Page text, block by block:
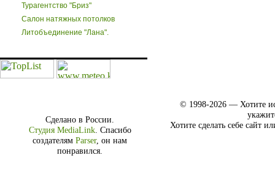
Турагентство "Бриз"
Салон натяжных потолков
Литобъединение "Лана".
Сделано в России.
Студия MediaLink. Спасибо
создателям Parser, он нам
понравился.
© 1998-2026 — Хотите
Хотите сделать себе сайт